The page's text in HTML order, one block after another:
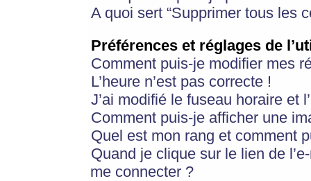
A quoi sert “Supprimer tous les
Préférences et réglages de
Comment puis-je modifier mes
L’heure n’est pas correcte !
J’ai modifié le fuseau horaire et
Comment puis-je afficher une
Quel est mon rang et comment
Quand je clique sur le lien de
me connecter ?